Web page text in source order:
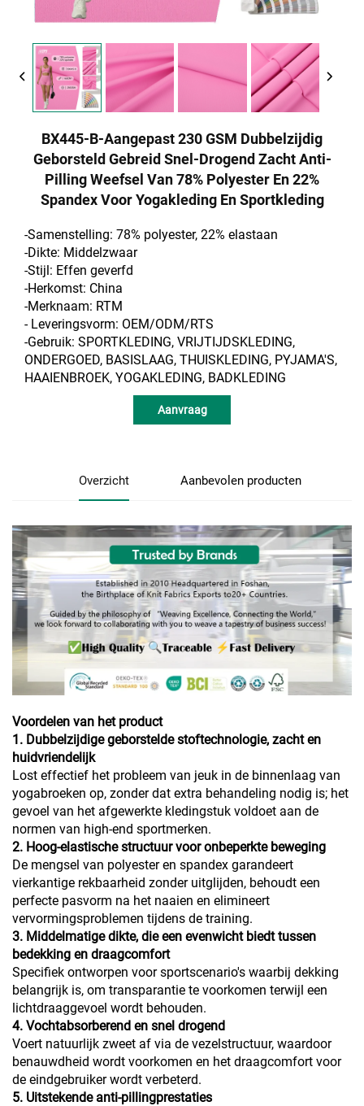
BX445-B-Aangepast 230 GSM Dubbelzijdig
Geborsteld Gebreid Snel-Drogend Zacht Anti-
Pilling Weefsel Van 78% Polyester En 22%
Spandex Voor Yogakleding En Sportkleding
-Samenstelling: 78% polyester, 22% elastaan
-Dikte: Middelzwaar
-Stijl: Effen geverfd
-Herkomst: China
-Merknaam: RTM
- Leveringsvorm: OEM/ODM/RTS
-Gebruik: SPORTKLEDING, VRIJTIJDSKLEDING,
ONDERGOED, BASISLAAG, THUISKLEDING, PYJAMA'S,
HAAIENBROEK, YOGAKLEDING, BADKLEDING
Aanvraag
Overzicht Aanbevolen producten
Voordelen van het product
1. Dubbelzijdige geborstelde stoftechnologie, zacht en
huidvriendelijk
Lost effectief het probleem van jeuk in de binnenlaag van
yogabroeken op, zonder dat extra behandeling nodig is; het
gevoel van het afgewerkte kledingstuk voldoet aan de
normen van high-end sportmerken.
2. Hoog-elastische structuur voor onbeperkte beweging
De mengsel van polyester en spandex garandeert
vierkantige rekbaarheid zonder uitglijden, behoudt een
perfecte pasvorm na het naaien en elimineert
vervormingsproblemen tijdens de training.
3. Middelmatige dikte, die een evenwicht biedt tussen
bedekking en draagcomfort
Specifiek ontworpen voor sportscenario's waarbij dekking
belangrijk is, om transparantie te voorkomen terwijl een
lichtdraaggevoel wordt behouden.
4. Vochtabsorberend en snel drogend
Voert natuurlijk zweet af via de vezelstructuur, waardoor
benauwdheid wordt voorkomen en het draagcomfort voor
de eindgebruiker wordt verbeterd.
5. Uitstekende anti-pillingprestaties